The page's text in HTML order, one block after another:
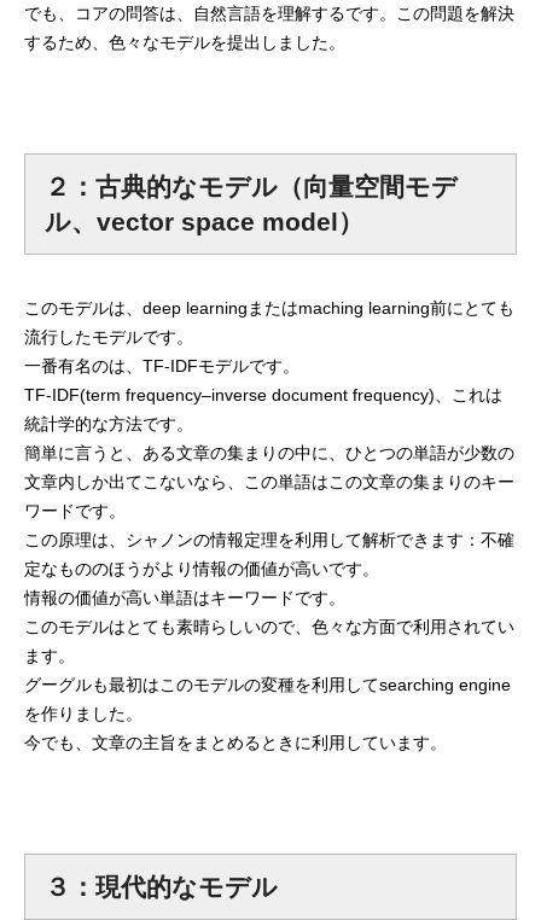
でも、コアの問答は、自然言語を理解するです。この問題を解決
するため、色々なモデルを提出しました。
２：古典的なモデル（向量空間モデ
ル、vector space model）
このモデルは、deep learningまたはmaching learning前にとても
流行したモデルです。
一番有名のは、TF-IDFモデルです。
TF-IDF(term frequency–inverse document frequency)、これは
統計学的な方法です。
簡単に言うと、ある文章の集まりの中に、ひとつの単語が少数の
文章内しか出てこないなら、この単語はこの文章の集まりのキー
ワードです。
この原理は、シャノンの情報定理を利用して解析できます：不確
定なもののほうがより情報の価値が高いです。
情報の価値が高い単語はキーワードです。
このモデルはとても素晴らしいので、色々な方面で利用されてい
ます。
グーグルも最初はこのモデルの変種を利用してsearching engine
を作りました。
今でも、文章の主旨をまとめるときに利用しています。
３：現代的なモデル